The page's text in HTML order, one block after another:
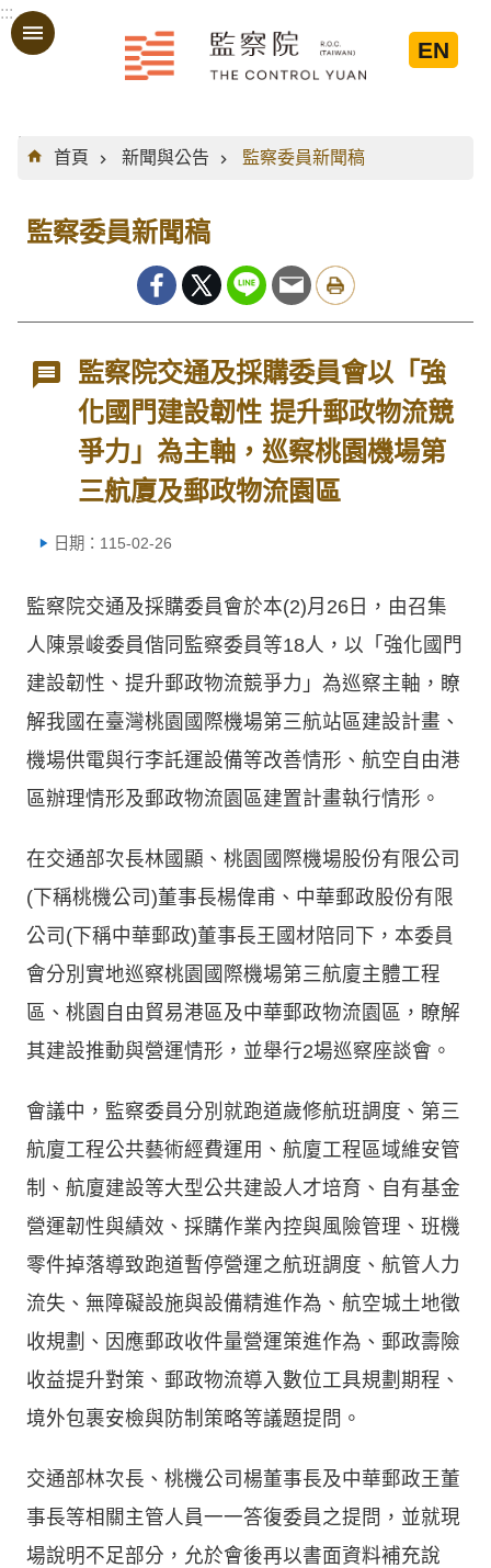
跳到主要內容區塊
:::
EN
:::
首頁
新聞與公告 監察委員新聞稿
監察委員新聞稿
監察院交通及採購委員會以「強
化國門建設韌性 提升郵政物流競
爭力」為主軸，巡察桃園機場第
三航廈及郵政物流園區
日期：115-02-26
監察院交通及採購委員會於本(2)月26日，由召集
人陳景峻委員偕同監察委員等18人，以「強化國門
建設韌性、提升郵政物流競爭力」為巡察主軸，瞭
解我國在臺灣桃園國際機場第三航站區建設計畫、
機場供電與行李託運設備等改善情形、航空自由港
區辦理情形及郵政物流園區建置計畫執行情形。
在交通部次長林國顯、桃園國際機場股份有限公司
(下稱桃機公司)董事長楊偉甫、中華郵政股份有限
公司(下稱中華郵政)董事長王國材陪同下，本委員
會分別實地巡察桃園國際機場第三航廈主體工程
區、桃園自由貿易港區及中華郵政物流園區，瞭解
其建設推動與營運情形，並舉行2場巡察座談會。
會議中，監察委員分別就跑道歲修航班調度、第三
航廈工程公共藝術經費運用、航廈工程區域維安管
制、航廈建設等大型公共建設人才培育、自有基金
營運韌性與績效、採購作業內控與風險管理、班機
零件掉落導致跑道暫停營運之航班調度、航管人力
流失、無障礙設施與設備精進作為、航空城土地徵
收規劃、因應郵政收件量營運策進作為、郵政壽險
收益提升對策、郵政物流導入數位工具規劃期程、
境外包裹安檢與防制策略等議題提問。
交通部林次長、桃機公司楊董事長及中華郵政王董
事長等相關主管人員一一答復委員之提問，並就現
場說明不足部分，允於會後再以書面資料補充說